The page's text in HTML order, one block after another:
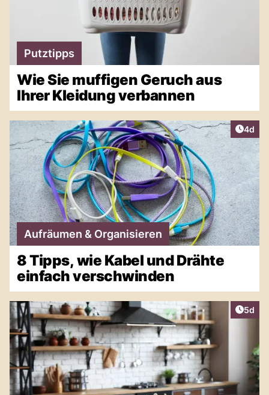
Putztipps
Wie Sie muffigen Geruch aus
Ihrer Kleidung verbannen
4d
Aufräumen & Organisieren
8 Tipps, wie Kabel und Drähte
einfach verschwinden
5d